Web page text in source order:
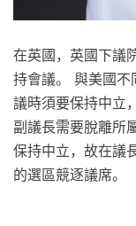
在英國，英國下議
持會議。 與美國不
議時須要保持中立
副議長需要脫離所
保持中立，故在議
的選區競逐議席。